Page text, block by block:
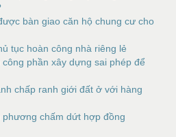
bàn giao căn hộ chung cư cho
tục hoàn công nhà riêng lẻ
phần xây dựng sai phép để
chấp ranh giới đất ở với hàng
chấm dứt hợp đồng